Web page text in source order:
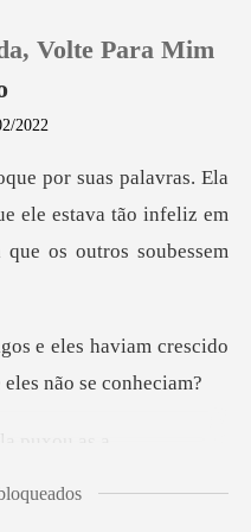
0
Volte Para Mim
2022
ele estava tão infeliz em
es haviam crescido